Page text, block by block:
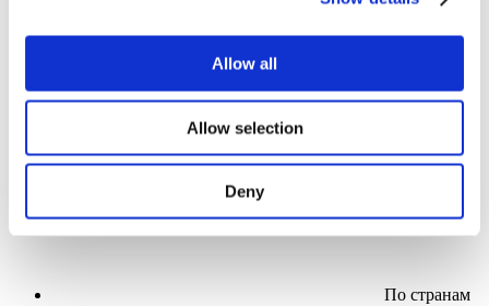
Allow all
Allow selection
Deny
Творческий вечер
Наше спецпредложение
Применить
По странам